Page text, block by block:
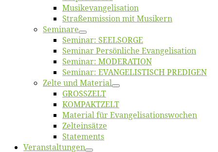
Musikevan­ge­li­sa­tion
Straßenmis­sion mit Musikern
Se­mi­na­re
Se­mi­nar: SEELSORGE
Se­mi­nar Per­sön­li­che Evangelisation
Se­mi­nar: MODERATION
Se­mi­nar: EVANGELISTISCH PREDIGEN
Zel­te und Material
GROSSZELT
KOMPAKTZELT
Ma­te­ri­al für Evangelisationswochen
Zelt­ein­sät­ze
State­ments
Ver­an­stal­tun­gen